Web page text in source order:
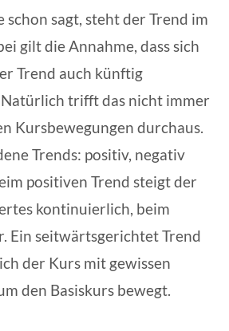
schon sagt, steht der Trend im
gilt die Annahme, dass sich
Trend auch künftig
trifft das nicht immer
Kursbewegungen durchaus.
Trends: positiv, negativ
positiven Trend steigt der
kontinuierlich, beim
Ein seitwärtsgerichtet Trend
der Kurs mit gewissen
den Basiskurs bewegt.